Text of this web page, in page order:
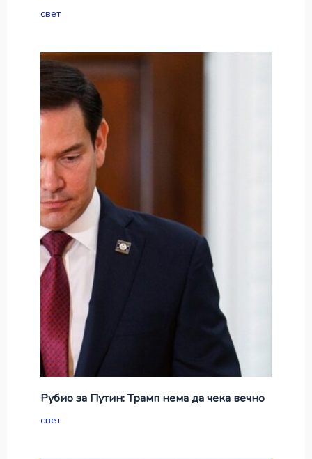
свет
Рубио за Путин: Трамп нема да чека вечно
свет